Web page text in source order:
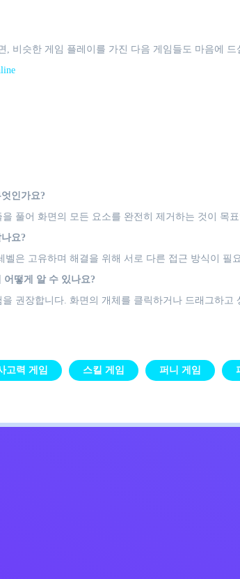
, 비슷한 게임 플레이를 가진 다음 게임들도 마음에 드
인가요?
풀어 화면의 모든 요소를 완전히 제거하는 것이 목
요?
벨은 고유하며 해결을 위해 서로 다른 접근 방식이 필
떻게 알 수 있나요?
권장합니다. 화면의 개체를 클릭하거나 드래그하
고력 게임 스킬 게임 퍼니 게임